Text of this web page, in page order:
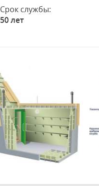
Срок службы:
50 лет